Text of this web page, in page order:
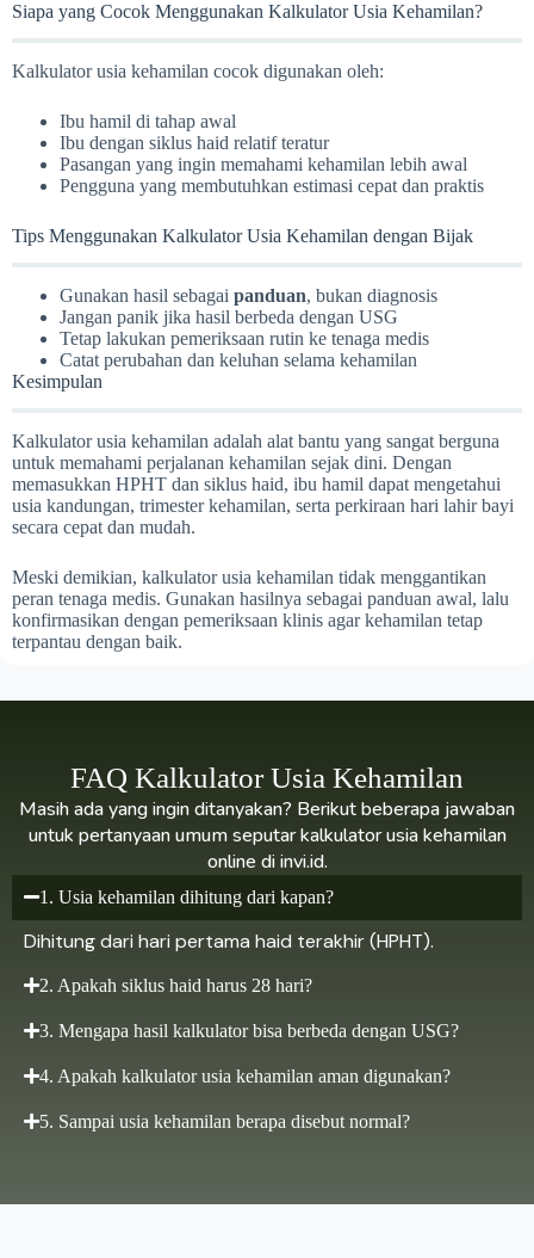
Siapa yang Cocok Menggunakan Kalkulator Usia Kehamilan?
Kalkulator usia kehamilan cocok digunakan oleh:
Ibu hamil di tahap awal
Ibu dengan siklus haid relatif teratur
Pasangan yang ingin memahami kehamilan lebih awal
Pengguna yang membutuhkan estimasi cepat dan praktis
Tips Menggunakan Kalkulator Usia Kehamilan dengan Bijak
Gunakan hasil sebagai panduan, bukan diagnosis
Jangan panik jika hasil berbeda dengan USG
Tetap lakukan pemeriksaan rutin ke tenaga medis
Catat perubahan dan keluhan selama kehamilan
Kesimpulan
Kalkulator usia kehamilan adalah alat bantu yang sangat berguna
untuk memahami perjalanan kehamilan sejak dini. Dengan
memasukkan HPHT dan siklus haid, ibu hamil dapat mengetahui
usia kandungan, trimester kehamilan, serta perkiraan hari lahir bayi
secara cepat dan mudah.
Meski demikian, kalkulator usia kehamilan tidak menggantikan
peran tenaga medis. Gunakan hasilnya sebagai panduan awal, lalu
konfirmasikan dengan pemeriksaan klinis agar kehamilan tetap
terpantau dengan baik.
FAQ Kalkulator Usia Kehamilan
Masih ada yang ingin ditanyakan? Berikut beberapa jawaban
untuk pertanyaan umum seputar kalkulator usia kehamilan
online di invi.id.
1. Usia kehamilan dihitung dari kapan?
Dihitung dari hari pertama haid terakhir (HPHT).
2. Apakah siklus haid harus 28 hari?
3. Mengapa hasil kalkulator bisa berbeda dengan USG?
4. Apakah kalkulator usia kehamilan aman digunakan?
5. Sampai usia kehamilan berapa disebut normal?